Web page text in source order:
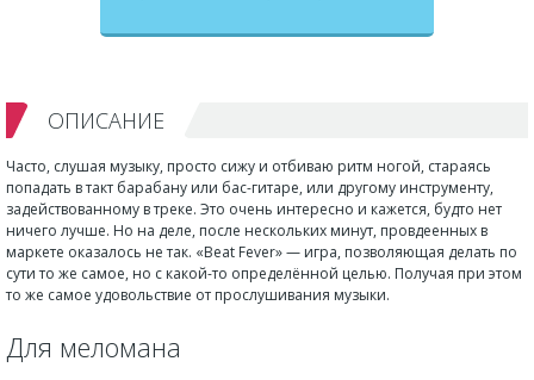
ОПИСАНИЕ
Часто, слушая музыку, просто сижу и отбиваю ритм ногой, стараясь
попадать в такт барабану или бас-гитаре, или другому инструменту,
задействованному в треке. Это очень интересно и кажется, будто нет
ничего лучше. Но на деле, после нескольких минут, провдеенных в
маркете оказалось не так. «Beat Fever» — игра, позволяющая делать по
сути то же самое, но с какой-то определённой целью. Получая при этом
то же самое удовольствие от прослушивания музыки.
Для меломана